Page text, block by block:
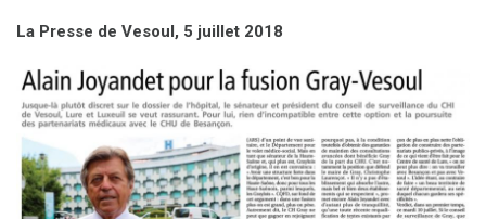
La Presse de Vesoul, 5 juillet 2018